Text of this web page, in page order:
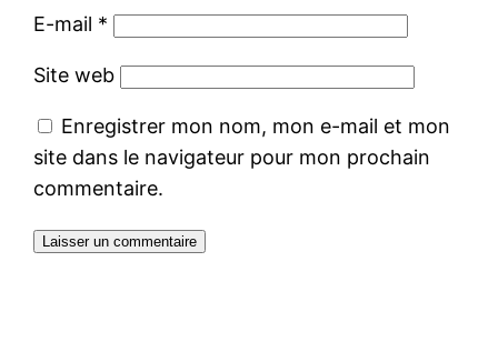
E-mail *
Site web
Enregistrer mon nom, mon e-mail et mon
site dans le navigateur pour mon prochain
commentaire.